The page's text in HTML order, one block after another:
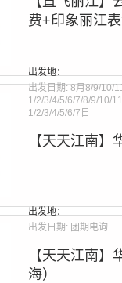
费+印象丽江表
line 275
出发地：
出发日期: 8月8/9/10/
1/2/3/4/5/6/7/8/9/10/
1/2/3/4/5/6/7日
【天天江南】
出发地：
出发日期: 团期电询
【天天江南
海）